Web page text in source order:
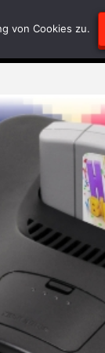
Test-
von Cookies zu.